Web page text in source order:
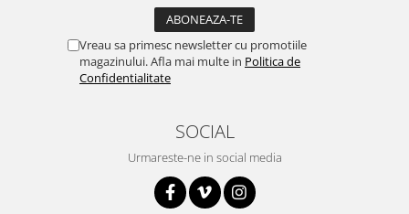
Vreau sa primesc newsletter cu promotiile
magazinului. Afla mai multe in Politica de
Confidentialitate
SOCIAL
Urmareste-ne in social media